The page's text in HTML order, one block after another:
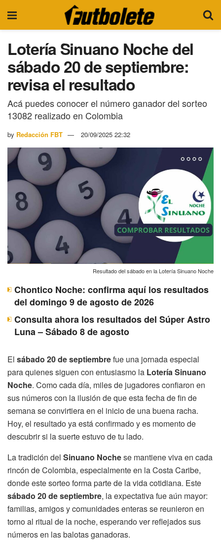
Lotería Sinuano Noche del
sábado 20 de septiembre:
revisa el resultado
Acá puedes conocer el número ganador del sorteo
13082 realizado en Colombia
by Redacción FBT 20/09/2025 22:32
Resultado del sábado en la Lotería Sinuano Noche
Chontico Noche: confirma aquí los resultados
del domingo 9 de agosto de 2026
Consulta ahora los resultados del Súper Astro
Luna – Sábado 8 de agosto
El sábado 20 de septiembrefue una jornada especial
para quienes siguen con entusiasmo la Lotería Sinuano
Noche. Como cada día, miles de jugadores confiaron en
sus números con la ilusión de que esta fecha de fin de
semana se convirtiera en el inicio de una buena racha.
Hoy, el resultado ya está confirmado y es momento de
descubrir si la suerte estuvo de tu lado.
La tradición del Sinuano Nochese mantiene viva en cada
rincón de Colombia, especialmente en la Costa Caribe,
donde este sorteo forma parte de la vida cotidiana. Este
sábado 20 de septiembre, la expectativa fue aún mayor:
familias, amigos y comunidades enteras se reunieron en
torno al ritual de la noche, esperando ver reflejados sus
números en las balotas ganadoras.